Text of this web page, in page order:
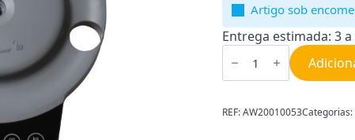
Artigo sob
Entrega estimada: 3
Quantidade
de
de
para
Robot
REF:AW20010053Categorias: